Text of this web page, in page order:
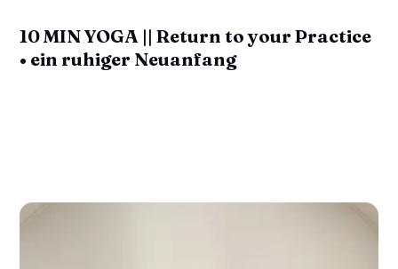
10 MIN YOGA || Return to your Practice
• ein ruhiger Neuanfang